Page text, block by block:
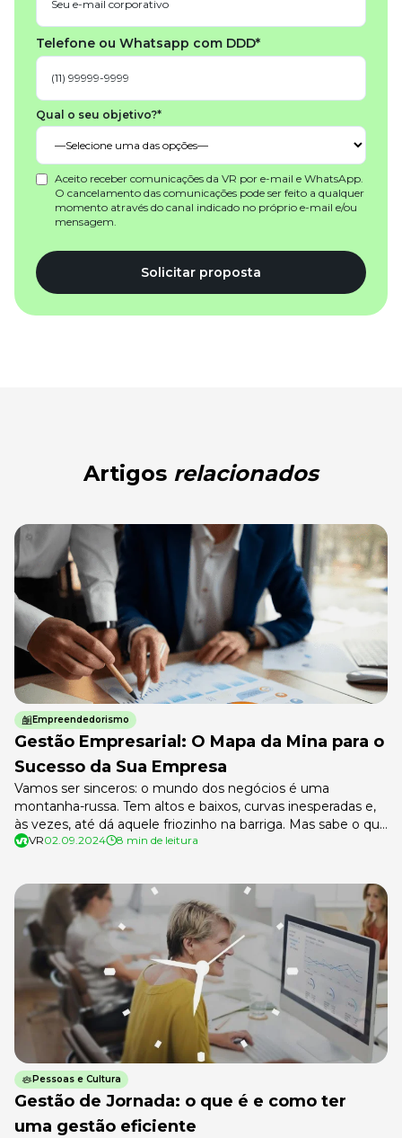
Telefone ou Whatsapp com DDD*
Qual o seu objetivo?*
Aceito receber comunicações da VR por e-mail e WhatsApp.
O cancelamento das comunicações pode ser feito a qualquer
momento através do canal indicado no próprio e-mail e/ou
mensagem.
Solicitar proposta
Artigos relacionados
Empreendedorismo
Gestão Empresarial: O Mapa da Mina para o
Sucesso da Sua Empresa
Vamos ser sinceros: o mundo dos negócios é uma
montanha-russa. Tem altos e baixos, curvas inesperadas e,
às vezes, até dá aquele friozinho na barriga. Mas sabe o que
faz a diferença entre quem se diverte no passeio e quem
VR02.09.2024 8 min de leitura
Pessoas e Cultura
Gestão de Jornada: o que é e como ter
uma gestão eficiente